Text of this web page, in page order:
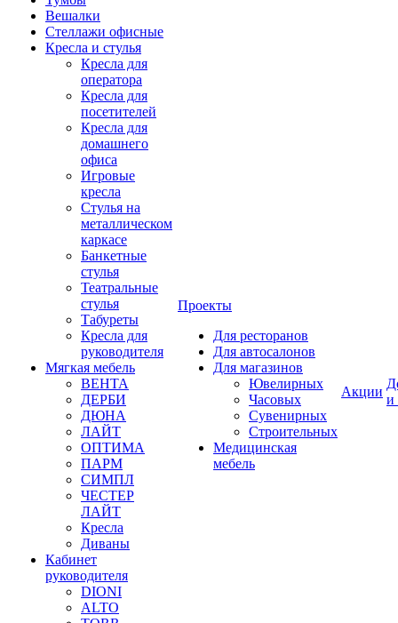
Вешалки
Стеллажи офисные
Кресла и стулья
Кресла для
оператора
Кресла для
посетителей
Кресла для
домашнего
офиса
Игровые
кресла
Стулья на
металлическом
каркасе
Банкетные
стулья
Театральные
стулья
Табуреты
Кресла для
руководителя
Мягкая мебель
ВЕНТА
ДЕРБИ
ДЮНА
ЛАЙТ
ОПТИМА
ПАРМ
СИМПЛ
ЧЕСТЕР
ЛАЙТ
Кресла
Диваны
Кабинет
руководителя
DIONI
ALTO
Проекты
Для ресторанов
Для автосалонов
Для магазинов
Ювелирных
Часовых
Сувенирных
Строительных
Медицинская
мебель
Акции
и